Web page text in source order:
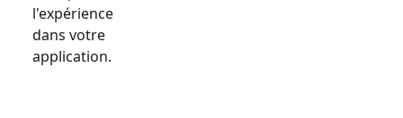
l'expérience
dans votre
application.